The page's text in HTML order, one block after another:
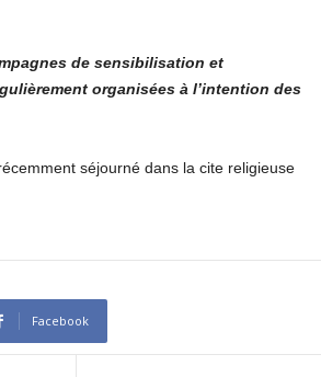
de sensibilisation et
organisées à l’intention des
séjourné dans la cite religieuse
Facebook